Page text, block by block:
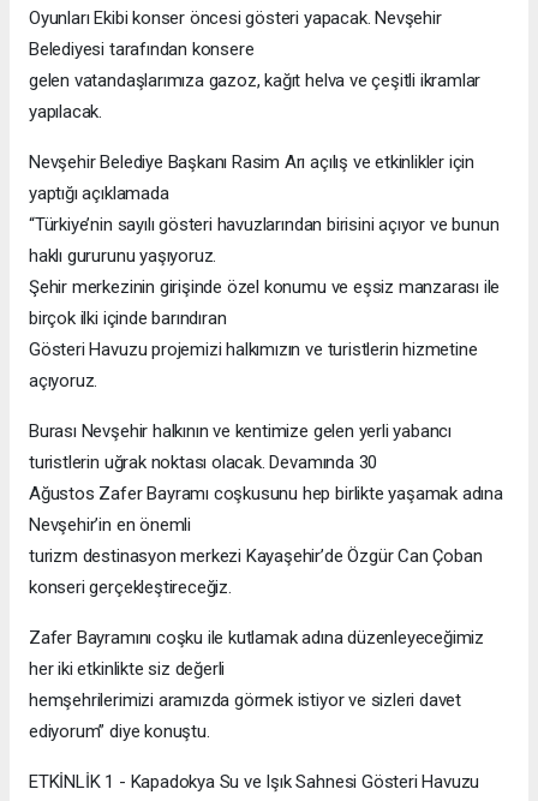
Oyunları Ekibi konser öncesi gösteri yapacak. Nevşehir
Belediyesi tarafından konsere
gelen vatandaşlarımıza gazoz, kağıt helva ve çeşitli ikramlar
yapılacak.
Nevşehir Belediye Başkanı Rasim Arı açılış ve etkinlikler için
yaptığı açıklamada
“Türkiye’nin sayılı gösteri havuzlarından birisini açıyor ve bunun
haklı gururunu yaşıyoruz.
Şehir merkezinin girişinde özel konumu ve eşsiz manzarası ile
birçok ilki içinde barındıran
Gösteri Havuzu projemizi halkımızın ve turistlerin hizmetine
açıyoruz.
Burası Nevşehir halkının ve kentimize gelen yerli yabancı
turistlerin uğrak noktası olacak. Devamında 30
Ağustos Zafer Bayramı coşkusunu hep birlikte yaşamak adına
Nevşehir’in en önemli
turizm destinasyon merkezi Kayaşehir’de Özgür Can Çoban
konseri gerçekleştireceğiz.
Zafer Bayramını coşku ile kutlamak adına düzenleyeceğimiz
her iki etkinlikte siz değerli
hemşehrilerimizi aramızda görmek istiyor ve sizleri davet
ediyorum” diye konuştu.
ETKİNLİK 1 - Kapadokya Su ve Işık Sahnesi Gösteri Havuzu